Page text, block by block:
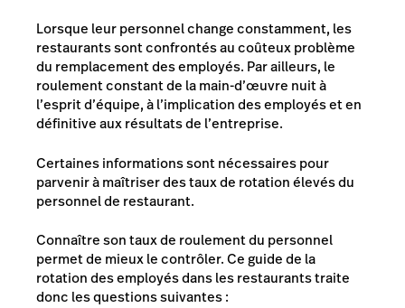
Lorsque leur personnel change constamment, les
restaurants sont confrontés au coûteux problème
du remplacement des employés. Par ailleurs, le
roulement constant de la main-d’œuvre nuit à
l’esprit d’équipe, à l’implication des employés et en
définitive aux résultats de l’entreprise.
Certaines informations sont nécessaires pour
parvenir à maîtriser des taux de rotation élevés du
personnel de restaurant.
Connaître son taux de roulement du personnel
permet de mieux le contrôler. Ce guide de la
rotation des employés dans les restaurants traite
donc les questions suivantes :